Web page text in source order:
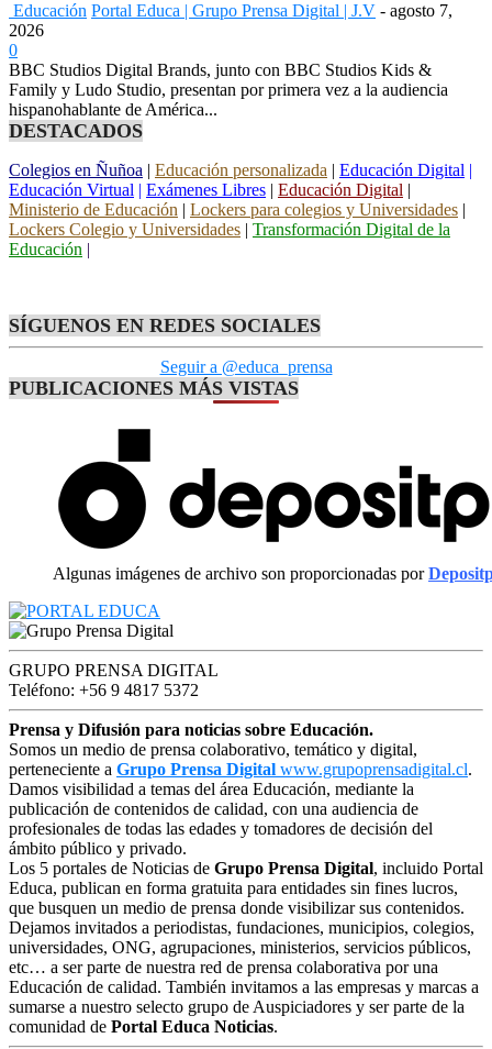
Educación Portal Educa | Grupo Prensa Digital | J.V - agosto 7,
2026
0
BBC Studios Digital Brands, junto con BBC Studios Kids &
Family y Ludo Studio, presentan por primera vez a la audiencia
hispanohablante de América...
DESTACADOS
Colegios en Ñuñoa | Educación personalizada | Educación Digital |
Educación Virtual | Exámenes Libres | Educación Digital |
Ministerio de Educación | Lockers para colegios y Universidades |
Lockers Colegio y Universidades | Transformación Digital de la
Educación |
SÍGUENOS EN REDES SOCIALES
Seguir a @educa_prensa
PUBLICACIONES MÁS VISTAS
Algunas imágenes de archivo son proporcionadas por
GRUPO PRENSA DIGITAL
Teléfono: +56 9 4817 5372
Prensa y Difusión para noticias sobre Educación.
Somos un medio de prensa colaborativo, temático y digital,
perteneciente a Grupo Prensa Digital www.grupoprensadigital.cl.
Damos visibilidad a temas del área Educación, mediante la
publicación de contenidos de calidad, con una audiencia de
profesionales de todas las edades y tomadores de decisión del
ámbito público y privado.
Los 5 portales de Noticias de Grupo Prensa Digital, incluido Portal
Educa, publican en forma gratuita para entidades sin fines lucros,
que busquen un medio de prensa donde visibilizar sus contenidos.
Dejamos invitados a periodistas, fundaciones, municipios, colegios,
universidades, ONG, agrupaciones, ministerios, servicios públicos,
etc… a ser parte de nuestra red de prensa colaborativa por una
Educación de calidad. También invitamos a las empresas y marcas a
sumarse a nuestro selecto grupo de Auspiciadores y ser parte de la
comunidad de Portal Educa Noticias.